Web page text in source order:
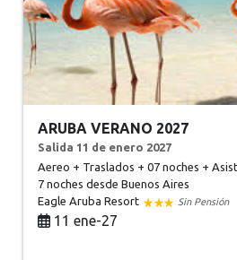
ARUBA VERANO 2027
Salida 11 de enero 2027
Aereo + Traslados + 07 noches +
7 nochesdesde Buenos Aires
Eagle Aruba Resort
Sin Pensión
11 ene-27